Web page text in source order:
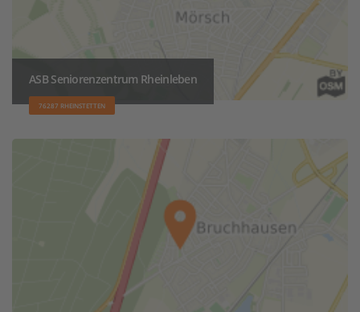
ASB Seniorenzentrum Rheinleben
76287 RHEINSTETTEN